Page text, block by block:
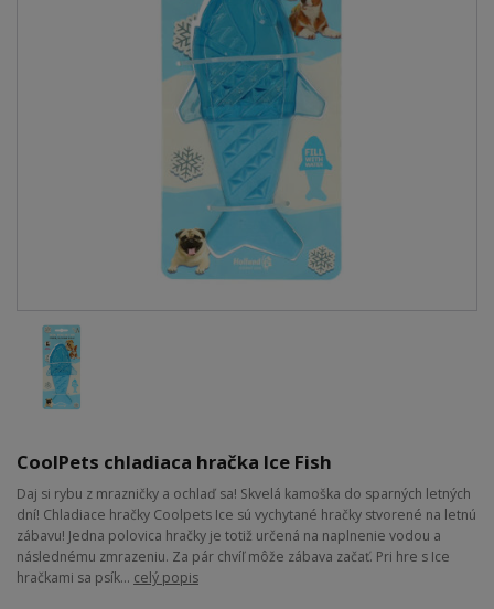
CoolPets chladiaca hračka Ice Fish
Daj si rybu z mrazničky a ochlaď sa! Skvelá kamoška do sparných letných
dní! Chladiace hračky Coolpets Ice sú vychytané hračky stvorené na letnú
zábavu! Jedna polovica hračky je totiž určená na naplnenie vodou a
následnému zmrazeniu. Za pár chvíľ môže zábava začať. Pri hre s Ice
hračkami sa psík... celý popis